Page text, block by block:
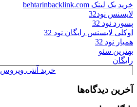
خرید بک لینک behtarinbacklink.com
لایسنس نود32
پسورد نود 32
اوکلی لایسنس رایگان نود 32
همیار نود 32
بهترین سئو
رایگان
خرید آنتی ویروس
آخرین دیدگاه‌ها